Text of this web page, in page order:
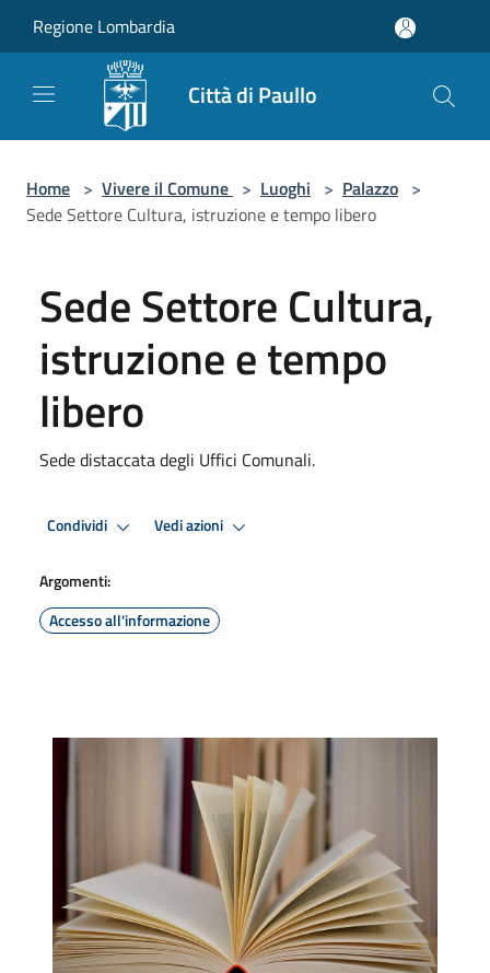
Regione Lombardia
Città di Paullo
Home > Vivere il Comune > Luoghi > Palazzo >
Sede Settore Cultura, istruzione e tempo libero
Sede Settore Cultura,
istruzione e tempo
libero
Sede distaccata degli Uffici Comunali.
Condividi Vedi azioni
Argomenti:
Accesso all'informazione